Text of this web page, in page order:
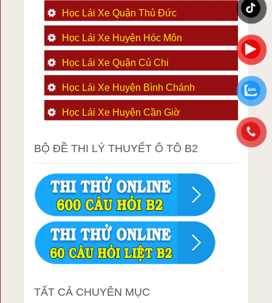
Học Lái Xe Quận Thủ Đức
Học Lái Xe Huyện Hóc Môn
Học Lái Xe Quận Củ Chi
Học Lái Xe Huyện Bình Chánh
Học Lái Xe Huyện Cần Giờ
BỘ ĐỀ THI LÝ THUYẾT Ô TÔ B2
TẤT CẢ CHUYÊN MỤC